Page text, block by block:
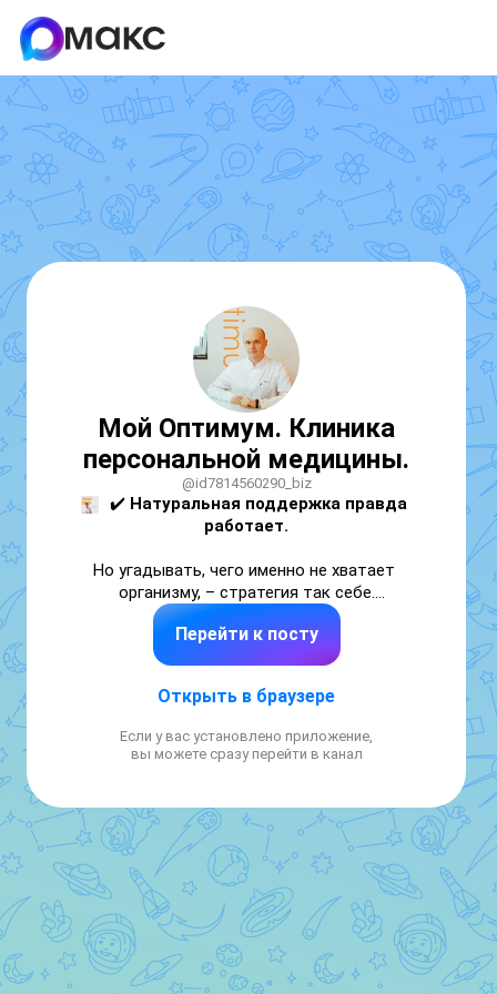
Мой Оптимум. Клиника
персональной медицины.
@id7814560290_biz
✔️ Натуральная поддержка правда
работает.
Но угадывать, чего именно не хватает
организму, – стратегия так себе.
Иногда зелень помогает отлично. А иногда
сначала стоит посмотреть
биохимию
Потому что организм любит точность.
И обычно отвечает на неё очень благодарно
Перейти к посту
Открыть в браузере
Если у вас установлено приложение,
вы можете сразу перейти в канал